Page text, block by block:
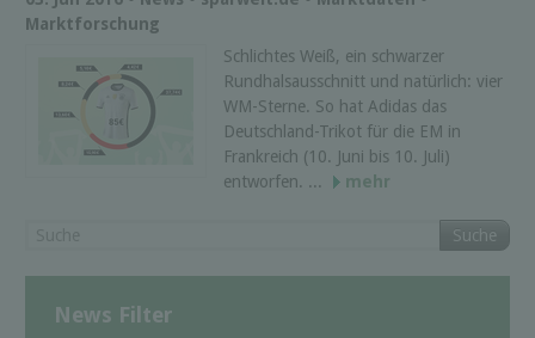
Marktforschung
Schlichtes Weiß, ein schwarzer
Rundhalsausschnitt und natürlich: vier
WM-Sterne. So hat Adidas das
Deutschland-Trikot für die EM in
Frankreich (10. Juni bis 10. Juli)
entworfen. ...
mehr
Suche
News Filter